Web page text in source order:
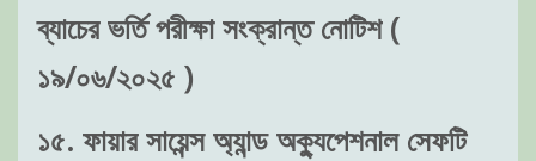
ব্যাচের ভর্তি পরীক্ষা সংক্রান্ত নোটিশ (
১৯/০৬/২০২৫ )
১৫. ফায়ার সায়েন্স অ্যান্ড অক্যুপেশনাল সেফটি